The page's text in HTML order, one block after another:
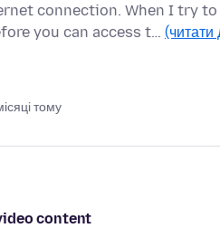
connection. When I try
you can access t… (читати
тому
content